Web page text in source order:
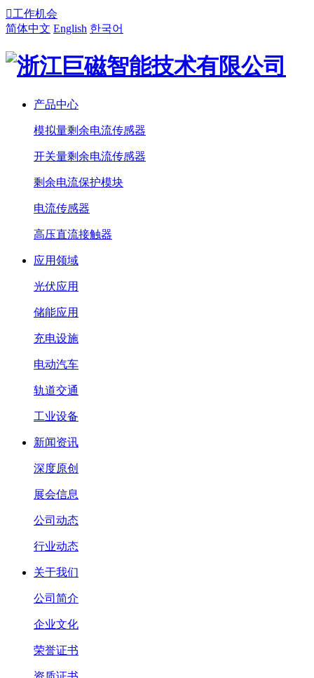
工作机会
简体中文 English 한국어
产品中心
模拟量剩余电流传感器
开关量剩余电流传感器
剩余电流保护模块
电流传感器
高压直流接触器
应用领域
光伏应用
储能应用
充电设施
电动汽车
轨道交通
工业设备
新闻资讯
深度原创
展会信息
公司动态
行业动态
关于我们
公司简介
企业文化
荣誉证书